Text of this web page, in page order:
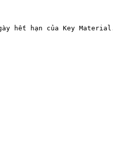
hết hạn của Key Material.